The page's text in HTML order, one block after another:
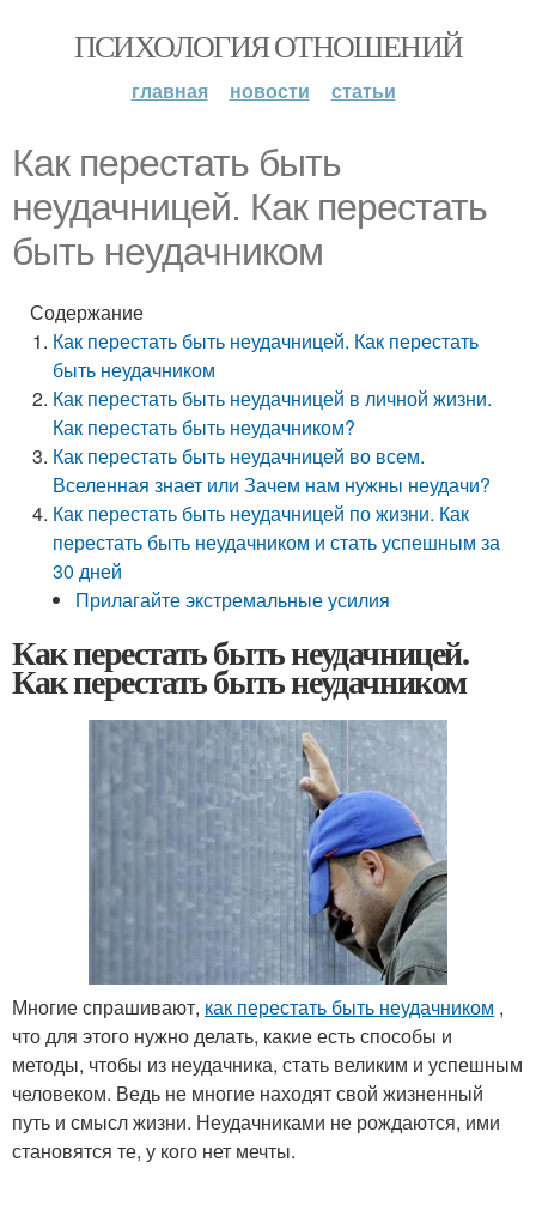
ПСИХОЛОГИЯ ОТНОШЕНИЙ
главная новости статьи
Как перестать быть
неудачницей. Как перестать
быть неудачником
Содержание
Как перестать быть неудачницей. Как перестать
быть неудачником
Как перестать быть неудачницей в личной жизни.
Как перестать быть неудачником?
Как перестать быть неудачницей во всем.
Вселенная знает или Зачем нам нужны неудачи?
Как перестать быть неудачницей по жизни. Как
перестать быть неудачником и стать успешным за
30 дней
Прилагайте экстремальные усилия
Как перестать быть неудачницей.
Как перестать быть неудачником
Многие спрашивают, как перестать быть неудачником ,
что для этого нужно делать, какие есть способы и
методы, чтобы из неудачника, стать великим и успешным
человеком. Ведь не многие находят свой жизненный
путь и смысл жизни. Неудачниками не рождаются, ими
становятся те, у кого нет мечты.